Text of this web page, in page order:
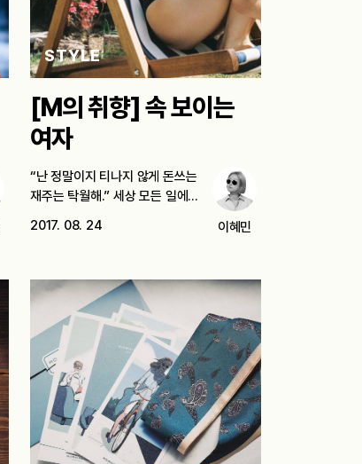
STYLE
[M의 취향] 속 보이는
여자
“난 정말이지 티나지 않게 돈쓰는
재주는 탁월해.” 세상 모든 일에…
2017. 08. 24
이혜민